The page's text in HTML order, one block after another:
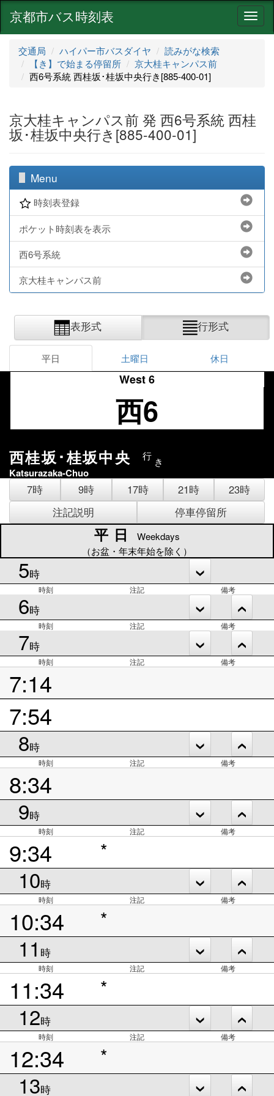
ナ
ビ
京都市バス時刻表
交通局 ハイパー市バスダイヤ
読みがな検索
【き】で始まる停留所
京大桂キャンパス前
西6号系統 西桂坂･桂坂中央行き[885-400-01]
京大桂キャンパス前 発 西6号系統 西桂
坂･桂坂中央行き[885-400-01]
Menu
時刻表登録
ポケット時刻表を表示
西6号系統
京大桂キャンパス前
表形式 行形式
平日 土曜日 休日
West 6
西6
西桂坂･桂坂中央 行 き
Katsurazaka-Chuo
7時 9時 17時 21時
23時
注記説明
停車停留所
平日
Weekdays
（お盆・年末年始を除く）
5時
時刻 注記 備考
6時
時刻 注記 備考
7時
時刻 注記 備考
7:14
7:54
8時
時刻 注記 備考
8:34
9時
時刻 注記 備考
9:34 *
10時
時刻 注記 備考
10:34 *
11 時
時刻 注記 備考
11:34 *
12時
時刻 注記 備考
12:34 *
13時